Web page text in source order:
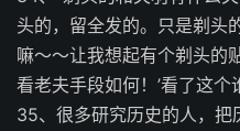
头的，留全发的。只是剃头
嘛～～让我想起有个剃头的
看老夫手段如何！’看了这个
35、很多研究历史的人，把